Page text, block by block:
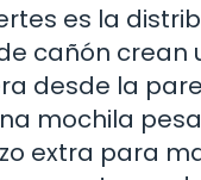
es la
cañón crean
desde la
mochila
extra para